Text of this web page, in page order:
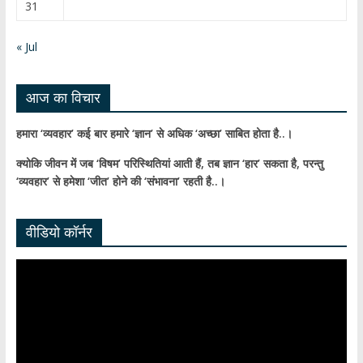
31
« Jul
आज का विचार
हमारा ‘व्यवहार’ कई बार हमारे ‘ज्ञान’ से अधिक ‘अच्छा’ साबित होता है..।
क्योकि जीवन में जब ‘विषम’ परिस्थितियां आती हैं,तब ज्ञान ‘हार’ सकता है,परन्तु
‘व्यवहार’ से हमेशा ‘जीत’ होने की ‘संभावना’ रहती है..।
वीडियो कॉर्नर